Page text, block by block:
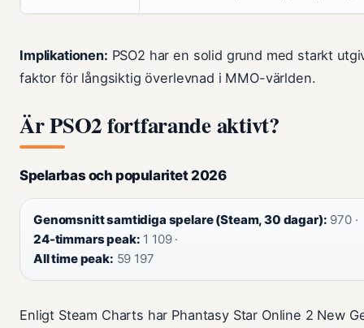
Implikationen: PSO2 har en solid grund med starkt
faktor för långsiktig överlevnad i MMO-världen.
Är PSO2 fortfarande aktivt?
Spelarbas och popularitet 2026
Genomsnitt samtidiga spelare (Steam, 30 dagar): 970 ·
24-timmars peak: 1 109 ·
All time peak: 59 197
Enligt Steam Charts har Phantasy Star Online 2 New